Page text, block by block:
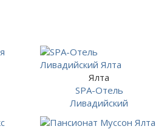
Ялта
SPA-Отель
Ливадийский